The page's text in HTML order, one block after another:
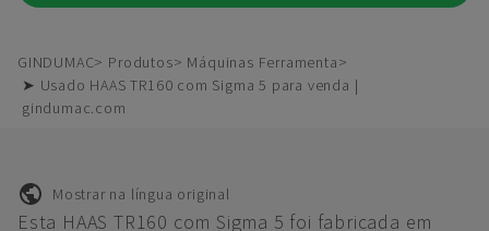
GINDUMAC Produtos
Máquinas Ferramenta
➤ Usado HAAS TR160 com Sigma 5 para venda |
gindumac.com
Mostrar na língua original
Esta HAAS TR160 com Sigma 5 foi fabricada em